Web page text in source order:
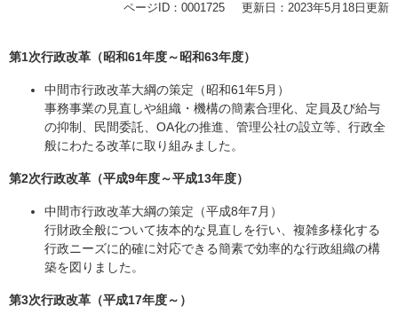
ページID：0001725 更新日：2023年5月18日更新
第1次行政改革（昭和61年度～昭和63年度）
中間市行政改革大綱の策定（昭和61年5月）
事務事業の見直しや組織・機構の簡素合理化、定員及び給与
の抑制、民間委託、OA化の推進、管理公社の設立等、行政全
般にわたる改革に取り組みました。
第2次行政改革（平成9年度～平成13年度）
中間市行政改革大綱の策定（平成8年7月）
行財政全般について抜本的な見直しを行い、複雑多様化する
行政ニーズに的確に対応できる簡素で効率的な行政組織の構
築を図りました。
第3次行政改革（平成17年度～）